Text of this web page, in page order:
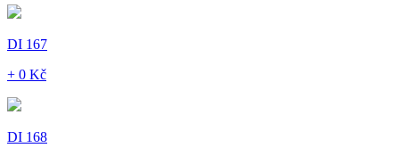
DI 167
+ 0 Kč
DI 168